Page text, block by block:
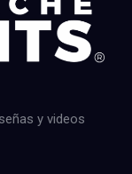
y videos